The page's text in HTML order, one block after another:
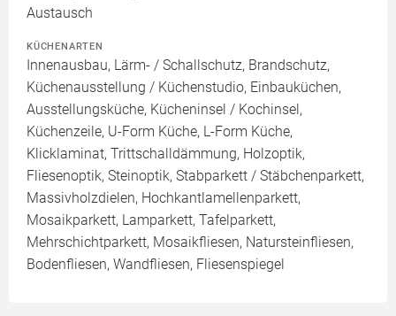
Austausch
KÜCHENARTEN
Innenausbau, Lärm- / Schallschutz, Brandschutz,
Küchenausstellung / Küchenstudio, Einbauküchen,
Ausstellungsküche, Kücheninsel / Kochinsel,
Küchenzeile, U-Form Küche, L-Form Küche,
Klicklaminat, Trittschalldämmung, Holzoptik,
Fliesenoptik, Steinoptik, Stabparkett / Stäbchenparkett,
Massivholzdielen, Hochkantlamellenparkett,
Mosaikparkett, Lamparkett, Tafelparkett,
Mehrschichtparkett, Mosaikfliesen, Natursteinfliesen,
Bodenfliesen, Wandfliesen, Fliesenspiegel